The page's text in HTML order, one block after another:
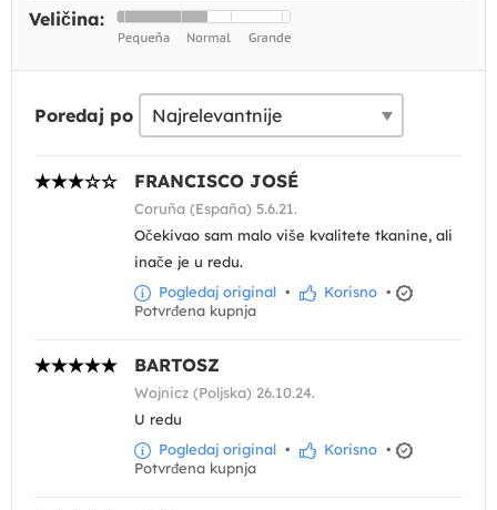
Veličina:
Poredaj po
FRANCISCO JOSÉ
Coruña (España) 5.6.21.
Očekivao sam malo više kvalitete tkanine, ali
inače je u redu.
Pogledaj original • Korisno •
Potvrđena kupnja
BARTOSZ
Wojnicz (Poljska) 26.10.24.
U redu
Pogledaj original • Korisno •
Potvrđena kupnja